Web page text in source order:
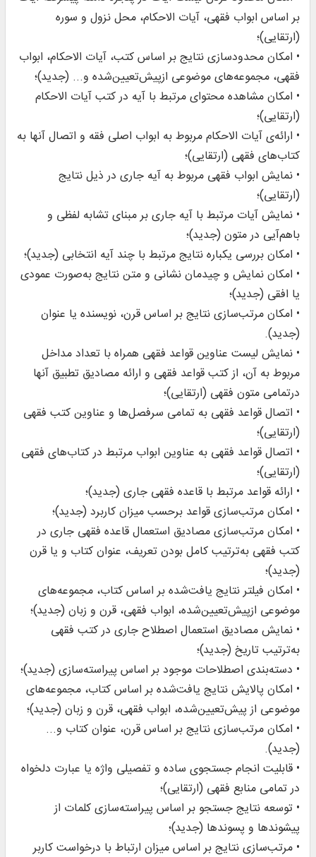
بر اساس ابواب فقهی، آیات الاحکام، محل نزول و سوره
(ارتقایی)؛
• امکان محدودسازی نتایج بر اساس کتب، آیات الاحکام، ابواب
فقهی، مجموعه‌های موضوعی ازپیش‌تعیین‌شده و... (جدید)؛
• امکان مشاهده محتوای مرتبط با آیه در کتب آیات الاحکام
(ارتقایی)؛
• ارائه‌ى آیات الاحکام مربوط به ابواب اصلى فقه و اتصال آنها به
کتاب‌هاى فقهى (ارتقایی)؛
• نمایش ابواب فقهی مربوط به آیه جاری در ذیل نتایج
(ارتقایی)؛
• نمایش آیات مرتبط با آیه جاری بر مبنای تشابه لفظی و
با‌هم‌آیی در متون (جدید)؛
• امکان بررسی یکباره نتایج مرتبط با چند آیه انتخابی (جدید)؛
• امکان نمایش و چیدمان نشانی و متن نتایج به‌صورت عمودی
یا افقی (جدید)؛
• امکان مرتب‌سازی نتایج بر اساس قرن، نویسنده یا عنوان
(جدید).
• نمایش لیست عناوین قواعد فقهی همراه با تعداد مداخل
مربوط به آن، از کتب قواعد فقهی و ارائه مصادیق تطبیق آنها
درتمامی متون فقهی (ارتقایی)؛
• اتصال قواعد فقهی به تمامی سرفصل‌ها و عناوین کتب فقهی
(ارتقایی)؛
• اتصال قواعد فقهی به عناوین ابواب مرتبط در کتاب‌هاى فقهى
(ارتقایی)؛
• ارائه قواعد مرتبط با قاعده فقهی جاری (جدید)؛
• امکان مرتب‌سازی قواعد برحسب میزان کاربرد (جدید)؛
• امکان مرتب‌سازی مصادیق استعمال قاعده فقهی جاری در
کتب فقهی به‌ترتیب کامل بودن تعریف، عنوان کتاب و یا قرن
(جدید)؛
• امکان فیلتر نتایج یافت‌شده بر اساس کتاب، مجموعه‌های
موضوعی ازپیش‌تعیین‌شده، ابواب فقهی، قرن و زبان (جدید)؛
• نمایش مصادیق استعمال اصطلاح جاری در کتب فقهی
به‌ترتیب تاریخ (جدید)؛
• دسته‌بندی اصطلاحات موجود بر اساس پیراسته‌سازی (جدید)؛
• امکان پالایش نتایج یافت‌شده بر اساس کتاب، مجموعه‌های
موضوعی از پیش‌تعیین‌شده، ابواب فقهی، قرن و زبان (جدید)؛
• امکان مرتب‌سازی نتایج بر اساس قرن، عنوان کتاب و...
(جدید).
• قابلیت انجام جستجوى ساده و تفصیلی واژه یا عبارت دلخواه
در تمامی منابع فقهی (ارتقایی)؛
• توسعه نتایج جستجو بر اساس پیراسته‌سازی کلمات از
پیشوندها و پسوندها (جدید)؛
• مرتب‌سازی نتایج بر اساس میزان ارتباط با درخواست کاربر